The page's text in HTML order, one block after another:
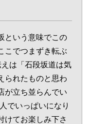
という意味でこの
こでつまずき転ぶ
は「石段坂道は気
られたものと思わ
が立ち並らんでい
でいっぱいになり
けてお楽しみ下さ